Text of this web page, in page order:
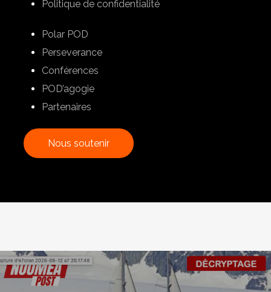
Politique de confidentialité
Polar POD
Perseverance
Conférences
POD’agogie
Partenaires
Nous soutenir